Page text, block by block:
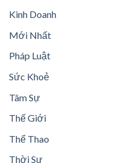
Kinh Doanh
Mới Nhất
Pháp Luật
Sức Khoẻ
Tâm Sự
Thế Giới
Thể Thao
Thời Sự